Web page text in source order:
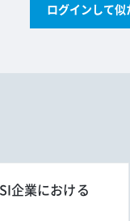
ログインして似
企業における